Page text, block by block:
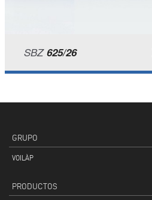
SBZ 625/26
GRUPO
VOILÀP
PRODUCTOS